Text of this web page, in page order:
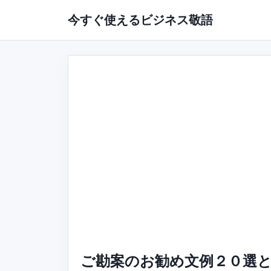
今すぐ使えるビジネス敬語
ご勘案のお勧め文例２０選